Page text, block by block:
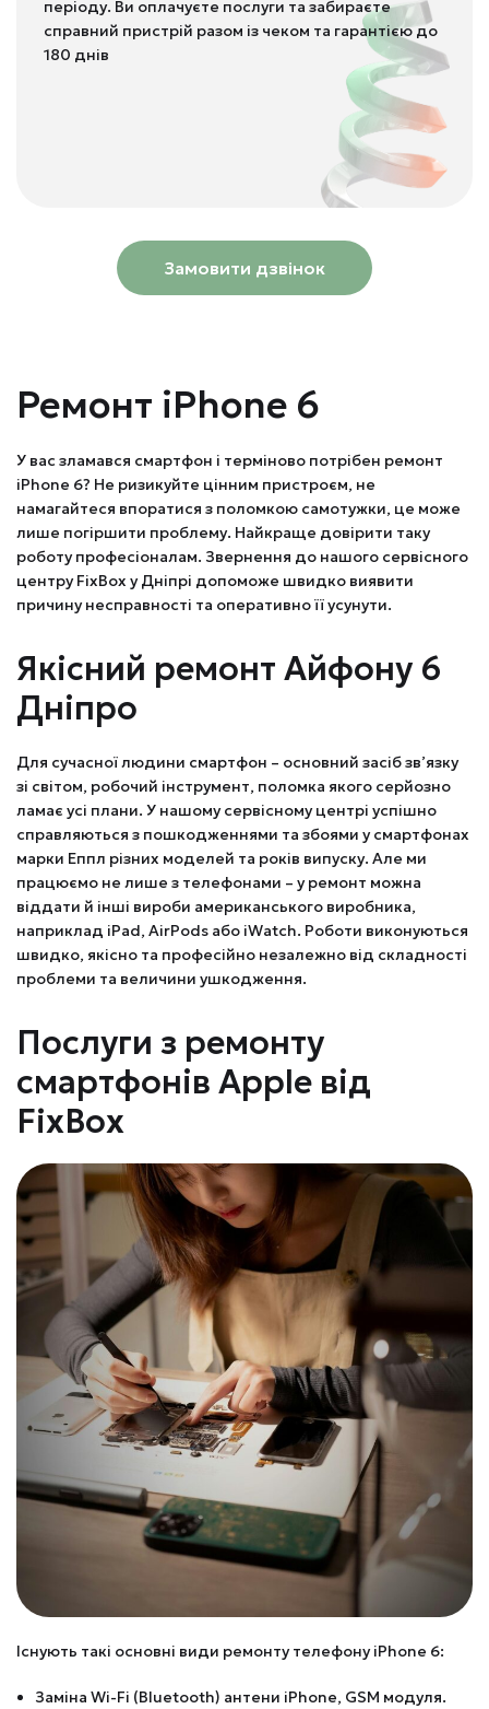
періоду. Ви оплачуєте послуги та забираєте
справний пристрій разом із чеком та гарантією до
180 днів
Замовити дзвінок
Ремонт iPhone 6
У вас зламався смартфон і терміново потрібен ремонт
iPhone 6? Не ризикуйте цінним пристроєм, не
намагайтеся впоратися з поломкою самотужки, це може
лише погіршити проблему. Найкраще довірити таку
роботу професіоналам. Звернення до нашого сервісного
центру FixBox у Дніпрі допоможе швидко виявити
причину несправності та оперативно її усунути.
Якісний ремонт Айфону 6
Дніпро
Для сучасної людини смартфон – основний засіб зв’язку
зі світом, робочий інструмент, поломка якого серйозно
ламає усі плани. У нашому сервісному центрі успішно
справляються з пошкодженнями та збоями у смартфонах
марки Еппл різних моделей та років випуску. Але ми
працюємо не лише з телефонами – у ремонт можна
віддати й інші вироби американського виробника,
наприклад iPad, AirPods або iWatch. Роботи виконуються
швидко, якісно та професійно незалежно від складності
проблеми та величини ушкодження.
Послуги з ремонту
смартфонів Apple від
FixBox
Існують такі основні види ремонту телефону iPhone 6:
Заміна Wi-Fi (Bluetooth) антени iPhone, GSM модуля.